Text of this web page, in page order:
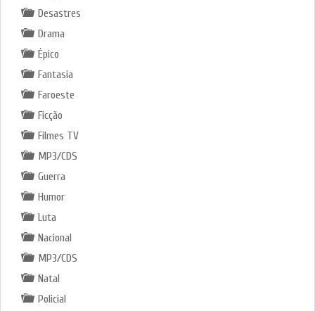
Desastres
Drama
Épico
Fantasia
Faroeste
Ficção
Filmes TV
MP3/CDS
Guerra
Humor
Luta
Nacional
MP3/CDS
Natal
Policial